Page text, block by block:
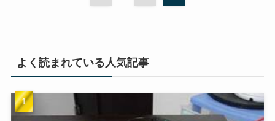
よく読まれている人気記事